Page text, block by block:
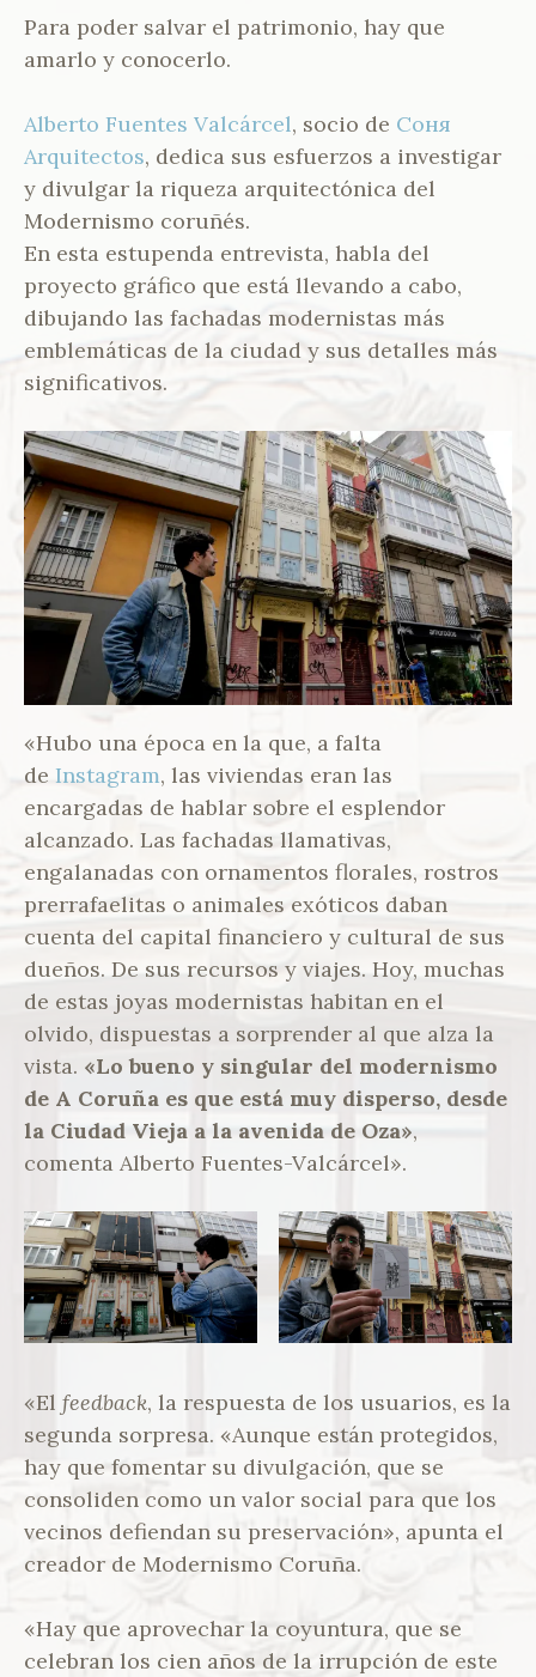
1
N
E
-
A
L
C
Á
R
C
E
L
Para poder salvar el patrimonio, hay que
amarlo y conocerlo.
Alberto Fuentes Valcárcel, socio de Cоня
Arquitectos, dedica sus esfuerzos a investigar
y divulgar la riqueza arquitectónica del
Modernismo coruñés.
En esta estupenda entrevista, habla del
proyecto gráfico que está llevando a cabo,
dibujando las fachadas modernistas más
emblemáticas de la ciudad y sus detalles más
significativos.
«Hubo una época en la que, a falta
de Instagram, las viviendas eran las
encargadas de hablar sobre el esplendor
alcanzado. Las fachadas llamativas,
engalanadas con ornamentos florales, rostros
prerrafaelitas o animales exóticos daban
cuenta del capital financiero y cultural de sus
dueños. De sus recursos y viajes. Hoy, muchas
de estas joyas modernistas habitan en el
olvido, dispuestas a sorprender al que alza la
vista. «Lo bueno y singular del modernismo
de A Coruña es que está muy disperso, desde
la Ciudad Vieja a la avenida de Oza»,
comenta Alberto Fuentes-Valcárcel».
«El feedback, la respuesta de los usuarios, es la
segunda sorpresa. «Aunque están protegidos,
hay que fomentar su divulgación, que se
consoliden como un valor social para que los
vecinos defiendan su preservación», apunta el
creador de Modernismo Coruña.
«Hay que aprovechar la coyuntura, que se
celebran los cien años de la irrupción de este